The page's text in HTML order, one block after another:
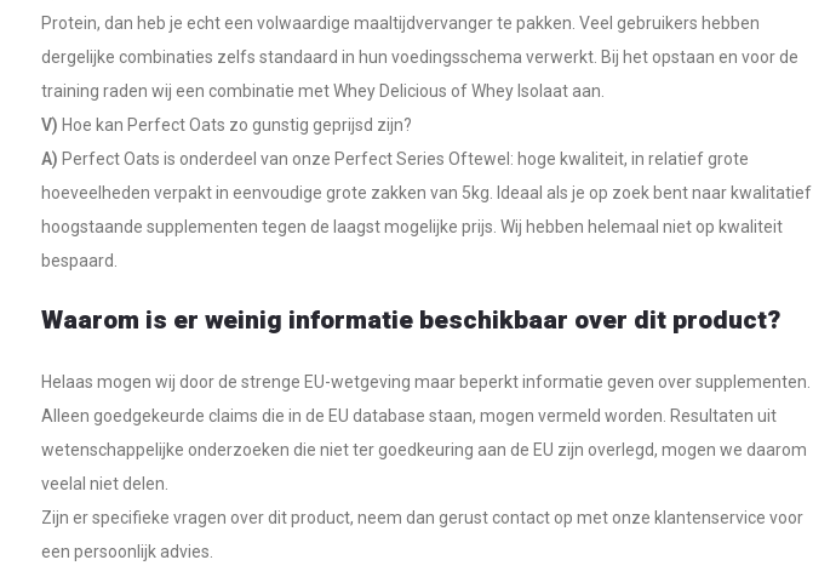
Protein, dan heb je echt een volwaardige maaltijdvervanger te pakken. Veel gebruikers hebben
dergelijke combinaties zelfs standaard in hun voedingsschema verwerkt. Bij het opstaan en voor de
training raden wij een combinatie met Whey Delicious of Whey Isolaat aan.
V) Hoe kan Perfect Oats zo gunstig geprijsd zijn?
A) Perfect Oats is onderdeel van onze Perfect Series Oftewel: hoge kwaliteit, in relatief grote
hoeveelheden verpakt in eenvoudige grote zakken van 5kg. Ideaal als je op zoek bent naar kwalitatief
hoogstaande supplementen tegen de laagst mogelijke prijs. Wij hebben helemaal niet op kwaliteit
bespaard.
Waarom is er weinig informatie beschikbaar over dit product?
Helaas mogen wij door de strenge EU-wetgeving maar beperkt informatie geven over supplementen.
Alleen goedgekeurde claims die in de EU database staan, mogen vermeld worden. Resultaten uit
wetenschappelijke onderzoeken die niet ter goedkeuring aan de EU zijn overlegd, mogen we daarom
veelal niet delen.
Zijn er specifieke vragen over dit product, neem dan gerust contact op met onze klantenservice voor
een persoonlijk advies.